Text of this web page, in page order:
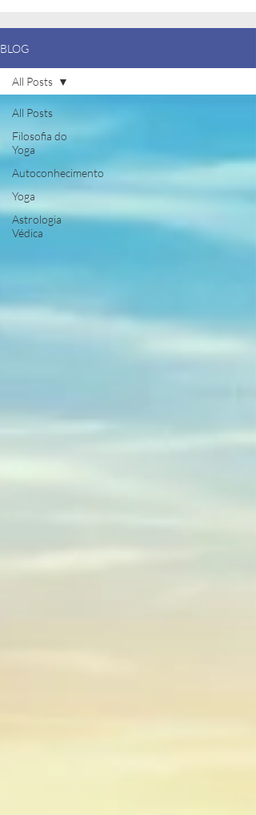
BLOG
All Posts
Filosofia do
Yoga
Autoconhecimento
Yoga
Astrologia
Védica
All Posts